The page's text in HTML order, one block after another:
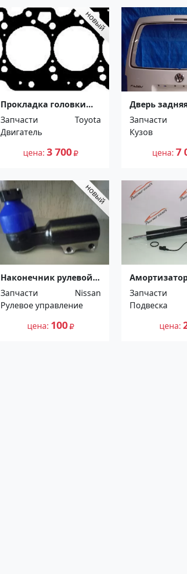
Прокладка головки
блока TOYOTA TOWN
ACE, NOAH 2C(T) 1997-
99г. Краснодар
Запчасти
Toyota
Двигатель
цена 3 700
Дверь
Volkswagen
Краснодар
Запчасти
Кузов
цена 7
Наконечник рулевой
тяги Nissan грузовик
Краснодар
Запчасти
Nissan
Рулевое управление
цена 100
передний
W164 ML
Запчасти
Подвеска
цена